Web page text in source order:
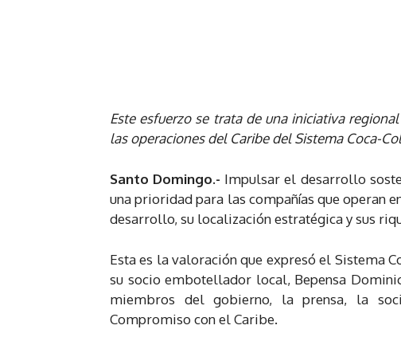
Este esfuerzo se trata de una iniciativa
las operaciones del Caribe del Sistema Coca-
Santo Domingo.- Impulsar el desarrollo
una prioridad para las compañías que operan
desarrollo, su localización estratégica y sus
Esta es la valoración que expresó el Sistema
su socio embotellador local, Bepensa
miembros del gobierno, la prensa, la
Compromiso con el Caribe.